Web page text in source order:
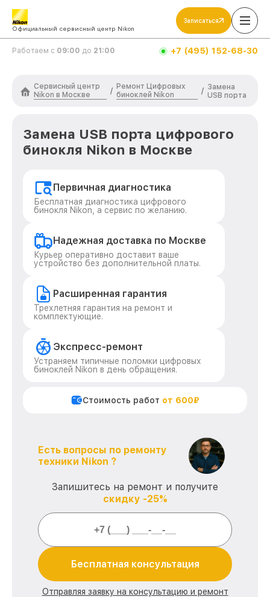
Официальный сервисный центр Nikon
Записаться
Работаем с 09:00 до 21:00 +7 (495) 152-68-30
Сервисный центр
Nikon в Москве
/
Ремонт Цифровых
биноклей Nikon
/ Замена
USB порта
Замена USB порта цифрового
бинокля Nikon в Москве
Первичная диагностика
Бесплатная диагностика цифрового
бинокля Nikon, а сервис по желанию.
Надежная доставка по Москве
Курьер оперативно доставит ваше
устройство без дополнительной платы.
Расширенная гарантия
Трехлетняя гарантия на ремонт и
комплектующие.
Экспресс-ремонт
Устраняем типичные поломки цифровых
биноклей Nikon в день обращения.
Стоимость работ от 600₽
Есть вопросы по ремонту
техники Nikon ?
Запишитесь на ремонт и получите
скидку -25%
Бесплатная консультация
Отправляя заявку на консультацию и ремонт